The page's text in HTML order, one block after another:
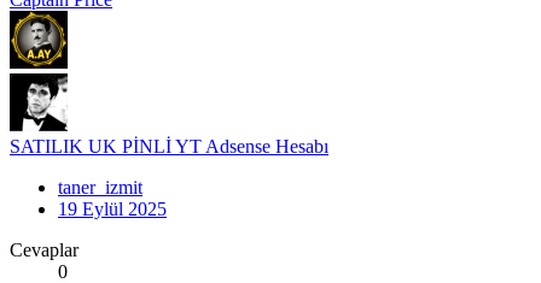
SATILIK UK PİNLİ YT Adsense Hesabı
taner_izmit
19 Eylül 2025
Cevaplar
0